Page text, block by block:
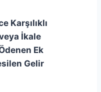
Karşılıklı
İkale
Ek
Gelir